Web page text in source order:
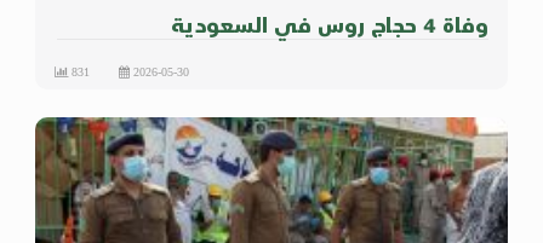
وفاة 4 حجاج روس في السعودية
2026-05-30
831